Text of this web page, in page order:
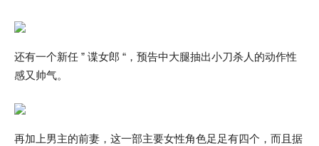
还有一个新任 ” 谍女郎 “，预告中大腿抽出小刀杀人的动作性
感又帅气。
再加上男主的前妻，这一部主要女性角色足足有四个，而且据